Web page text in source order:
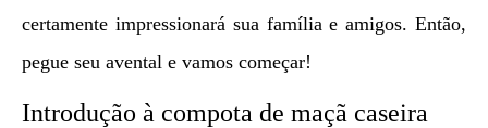
certamente impressionará sua família e amigos. Então,
pegue seu avental e vamos começar!
Introdução à compota de maçã caseira